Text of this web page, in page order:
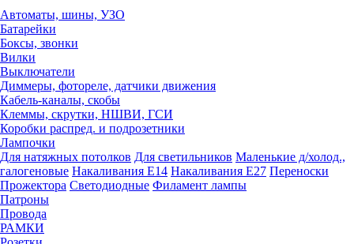
Автоматы, шины, УЗО
Батарейки
Боксы, звонки
Вилки
Выключатели
Диммеры, фотореле, датчики движения
Кабель-каналы, скобы
Клеммы, скрутки, НШВИ, ГСИ
Коробки распред. и подрозетники
Лампочки
Для натяжных потолков Для светильников Маленькие д/холод.,
галогеновые Накаливания Е14 Накаливания Е27 Переноски
Прожектора Светодиодные Филамент лампы
Патроны
Провода
РАМКИ